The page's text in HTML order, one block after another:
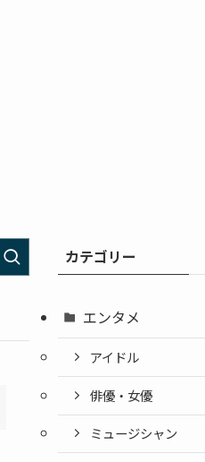
カテゴリー
エンタメ
アイドル
俳優・女優
ミュージシャン